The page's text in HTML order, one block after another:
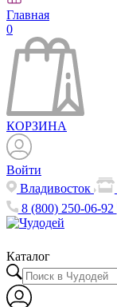
Главная
0
КОРЗИНА
Войти
Владивосток
8 (800) 250-06-92
Каталог